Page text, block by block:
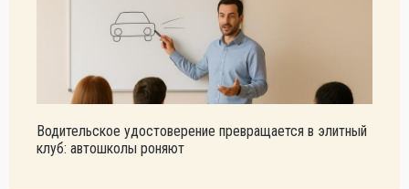
Водительское удостоверение превращается в элитный
клуб: автошколы роняют